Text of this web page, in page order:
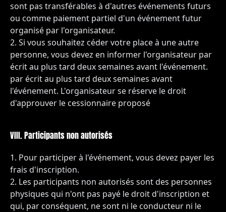
sont pas transférables à d'autres événements futurs
ou comme paiement partiel d'un événement futur
organisé par l'organisateur.
Si vous souhaitez céder votre place à une autre
personne, vous devez en informer l'organisateur par
écrit au plus tard deux semaines avant l'événement.
par écrit au plus tard deux semaines avant
l'événement. L'organisateur se réserve le droit
d'approuver le cessionnaire proposé
VIII. Participants non autorisés
Pour participer à l'événement, vous devez payer les
frais d'inscription.
Les participants non autorisés sont des personnes
physiques qui n'ont pas payé le droit d'inscription et
qui, par conséquent, ne sont ni le conducteur ni le